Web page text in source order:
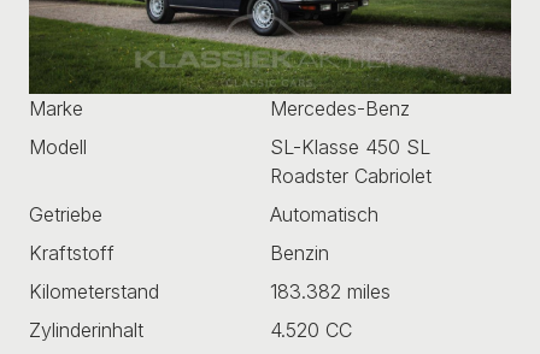
Marke
Mercedes-Benz
Modell
SL-Klasse 450 SL
Roadster Cabriolet
Getriebe
Automatisch
Kraftstoff
Benzin
Kilometerstand
183.382 miles
Zylinderinhalt
4.520 CC